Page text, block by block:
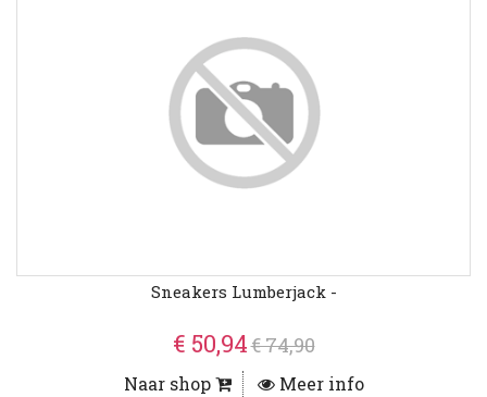
Sneakers Lumberjack -
€ 50,94€ 74,90
Naar shop Meer info